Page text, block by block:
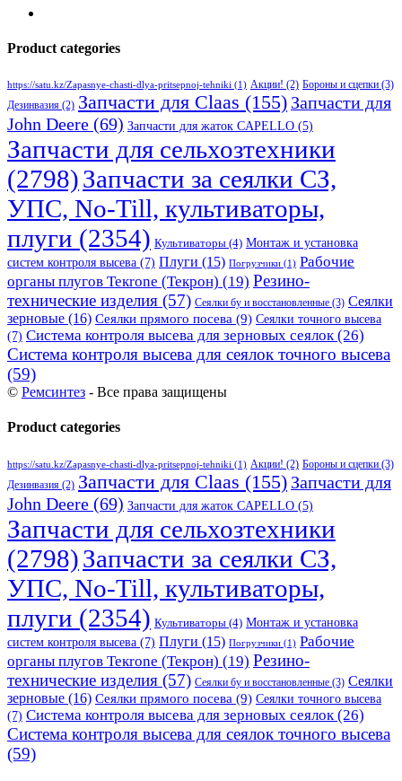
Product categories
https://satu.kz/Zapasnye-chasti-dlya-pritsepnoj-tehniki (1) Акции! (2) Бороны и сцепки (3)
Дезинвазия (2) Запчасти для Claas (155) Запчасти для
John Deere (69) Запчасти для жаток CAPELLO (5)
Запчасти для сельхозтехники
(2798)Запчасти за сеялки СЗ,
УПС, No-Till, культиваторы,
плуги (2354) Культиваторы (4) Монтаж и установка
систем контроля высева (7) Плуги (15) Погрузчики (1) Рабочие
органы плугов Текrоne (Текрон) (19) Резино-
технические изделия (57) Сеялки бу и восстановленные (3) Сеялки
зерновые (16) Сеялки прямого посева (9) Сеялки точного высева
(7) Система контроля высева для зерновых сеялок(26)
Система контроля высева для сеялок точного высева
(59)
© Ремсинтез - Все права защищены
Product categories
https://satu.kz/Zapasnye-chasti-dlya-pritsepnoj-tehniki (1) Акции! (2) Бороны и сцепки (3)
Дезинвазия (2) Запчасти для Claas (155) Запчасти для
John Deere (69) Запчасти для жаток CAPELLO (5)
Запчасти для сельхозтехники
(2798)Запчасти за сеялки СЗ,
УПС, No-Till, культиваторы,
плуги (2354) Культиваторы (4) Монтаж и установка
систем контроля высева (7) Плуги (15) Погрузчики (1) Рабочие
органы плугов Текrоne (Текрон) (19) Резино-
технические изделия (57) Сеялки бу и восстановленные (3) Сеялки
зерновые (16) Сеялки прямого посева (9) Сеялки точного высева
(7) Система контроля высева для зерновых сеялок (26)
Система контроля высева для сеялок точного высева
(59)